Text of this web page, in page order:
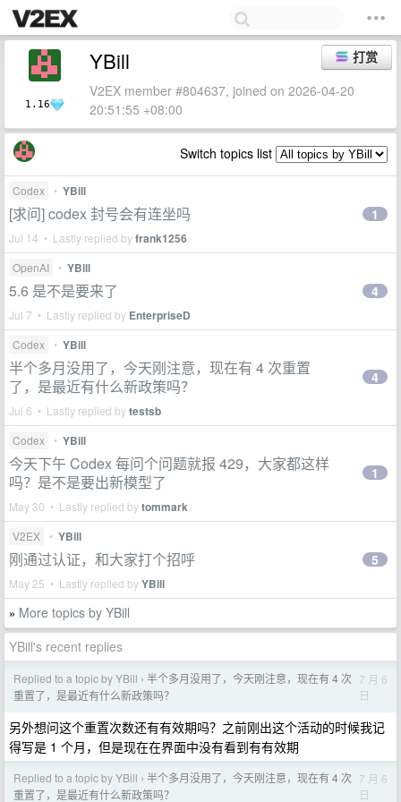
1.16
打赏
YBill
V2EX member #804637, joined on 2026-04-20
20:51:55 +08:00
Switch topics list
Codex • YBill
[求问] codex 封号会有连坐吗
Jul 14 • Lastly replied byfrank1256
1
OpenAI • YBill
5.6 是不是要来了
Jul 7 • Lastly replied by EnterpriseD
4
Codex • YBill
半个多月没用了，今天刚注意，现在有 4 次重置
了，是最近有什么新政策吗？
Jul 6 • Lastly replied bytestsb
4
Codex • YBill
今天下午 Codex 每问个问题就报 429，大家都这样
吗？是不是要出新模型了
May 30 • Lastly replied bytommark
1
V2EX • YBill
刚通过认证，和大家打个招呼
May 25 • Lastly replied byYBill
5
» More topics by YBill
YBill's recent replies
Replied to a topic by YBill › 半个多月没用了，今天刚注意，现在有 4 次
重置了，是最近有什么新政策吗？
7 月 6
日
另外想问这个重置次数还有有效期吗？之前刚出这个活动的时候我记
得写是 1 个月，但是现在在界面中没有看到有有效期
Replied to a topic by YBill › 半个多月没用了，今天刚注意，现在有 4 次
重置了，是最近有什么新政策吗？
7 月 6
日